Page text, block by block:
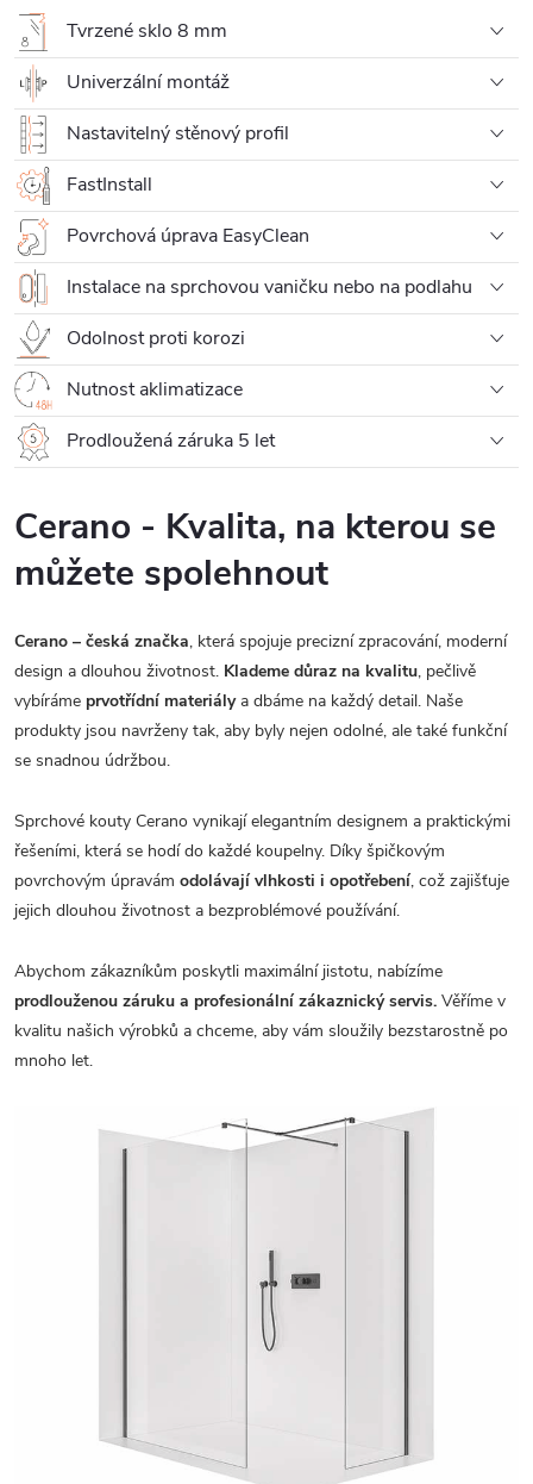
Tvrzené sklo 8 mm
Univerzální montáž
Nastavitelný stěnový profil
FastInstall
Povrchová úprava EasyClean
Instalace na sprchovou vaničku nebo na podlahu
Odolnost proti korozi
Nutnost aklimatizace
Prodloužená záruka 5 let
Cerano - Kvalita, na kterou se
můžete spolehnout
Cerano – česká značka, která spojuje precizní zpracování, moderní
design a dlouhou životnost. Klademe důraz na kvalitu, pečlivě
vybíráme prvotřídní materiálya dbáme na každý detail. Naše
produkty jsou navrženy tak, aby byly nejen odolné, ale také funkční
se snadnou údržbou.
Sprchové kouty Cerano vynikají elegantním designem a praktickými
řešeními, která se hodí do každé koupelny. Díky špičkovým
povrchovým úpravám odolávají vlhkosti i opotřebení, což zajišťuje
jejich dlouhou životnost a bezproblémové používání.
Abychom zákazníkům poskytli maximální jistotu, nabízíme
prodlouženou záruku a profesionální zákaznický servis. Věříme v
kvalitu našich výrobků a chceme, aby vám sloužily bezstarostně po
mnoho let.